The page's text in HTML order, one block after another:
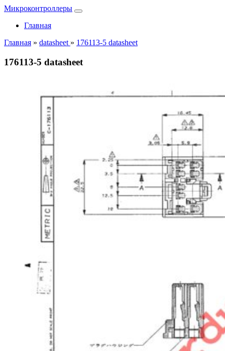
Микроконтроллеры
Главная
Главная » datasheet » 176113-5 datasheet
176113-5 datasheet